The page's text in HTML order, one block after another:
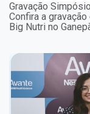
Gravação
Confira a
Big Nutri no